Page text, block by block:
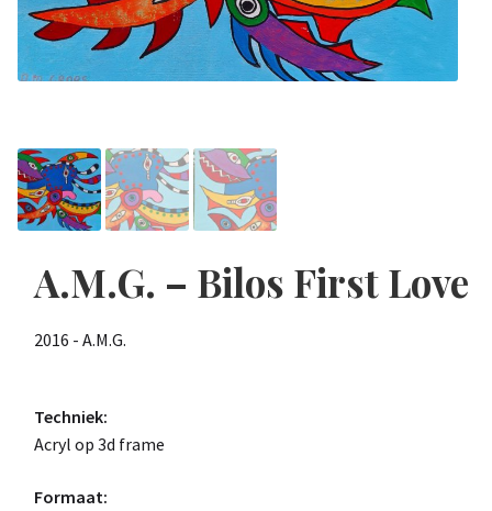
A.M.G. – Bilos First Love
2016 - A.M.G.
Techniek:
Acryl op 3d frame
Formaat: